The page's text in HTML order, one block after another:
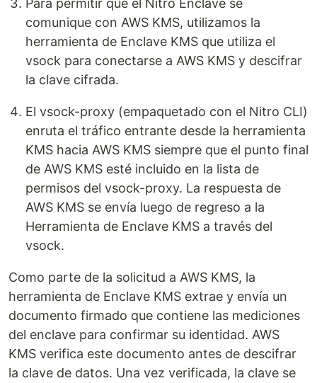
Para permitir que el Nitro Enclave se
comunique con AWS KMS, utilizamos la
herramienta de Enclave KMS que utiliza el
vsock para conectarse a AWS KMS y descifrar
la clave cifrada.
El vsock-proxy (empaquetado con el Nitro CLI)
enruta el tráfico entrante desde la herramienta
KMS hacia AWS KMS siempre que el punto final
de AWS KMS esté incluido en la lista de
permisos del vsock-proxy. La respuesta de
AWS KMS se envía luego de regreso a la
Herramienta de Enclave KMS a través del
vsock.
Como parte de la solicitud a AWS KMS, la
herramienta de Enclave KMS extrae y envía un
documento firmado que contiene las mediciones
del enclave para confirmar su identidad. AWS
KMS verifica este documento antes de descifrar
la clave de datos. Una vez verificada, la clave se